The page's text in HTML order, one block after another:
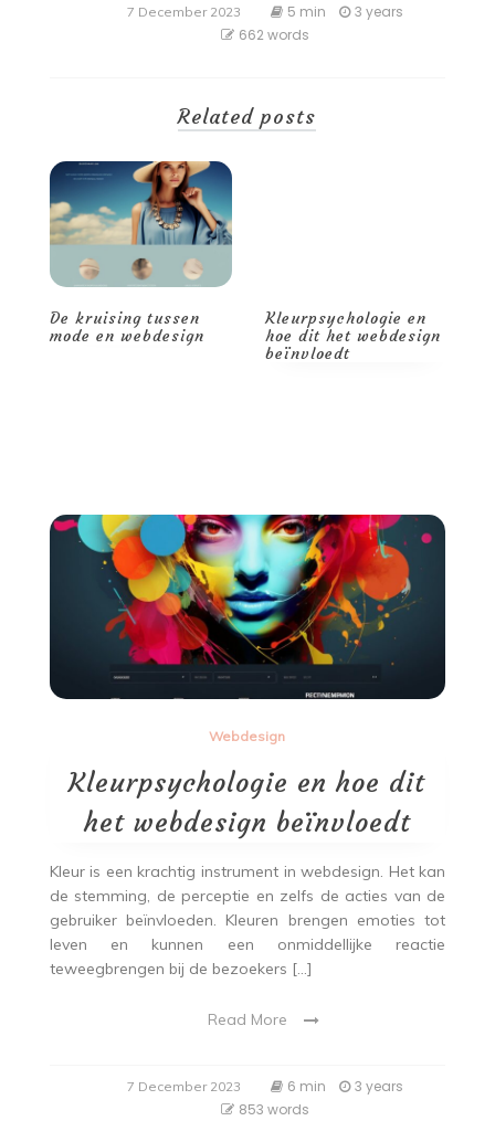
7 December 2023 5 min
3 years
662 words
Related posts
De kruising tussen
mode en webdesign
Kleurpsychologie en
hoe dit het webdesign
beïnvloedt
Webdesign
Kleurpsychologie en hoe dit
het webdesign beïnvloedt
Kleur is een krachtig instrument in webdesign. Het kan
de stemming, de perceptie en zelfs de acties van de
gebruiker beïnvloeden. Kleuren brengen emoties tot
leven en kunnen een onmiddellijke reactie
teweegbrengen bij de bezoekers […]
Read More
7 December 2023 6 min
3 years
853 words